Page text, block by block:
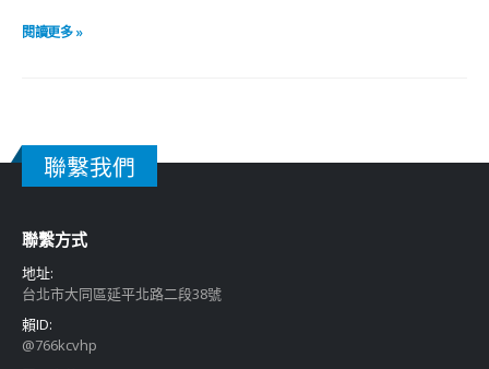
閱讀更多 »
聯繫我們
聯繫方式
地址:
台北市大同區延平北路二段38號
賴ID:
@766kcvhp